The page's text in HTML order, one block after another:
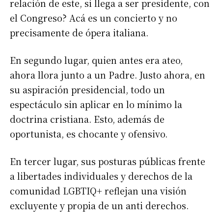
relación de este, si llega a ser presidente, con
el Congreso? Acá es un concierto y no
precisamente de ópera italiana.
En segundo lugar, quien antes era ateo,
ahora llora junto a un Padre. Justo ahora, en
su aspiración presidencial, todo un
espectáculo sin aplicar en lo mínimo la
doctrina cristiana. Esto, además de
oportunista, es chocante y ofensivo.
En tercer lugar, sus posturas públicas frente
a libertades individuales y derechos de la
comunidad LGBTIQ+ reflejan una visión
excluyente y propia de un anti derechos.